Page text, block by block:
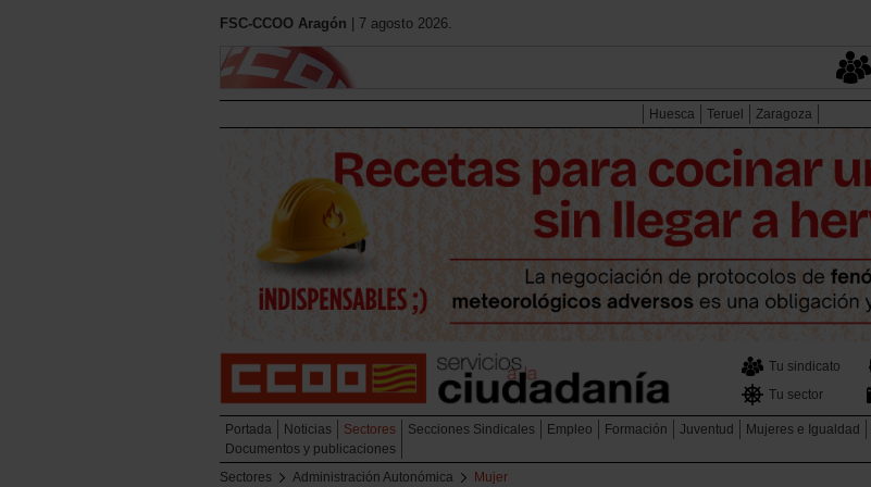
FSC-CCOO Aragón | 7 agosto 2026.
Huesca Teruel Zaragoza
Tu sindicato
Tu sector
Portada Noticias Sectores Secciones Sindicales Empleo Formación Juventud Mujeres e Igualdad
Documentos y publicaciones
Sectores
Administración Autonómica Mujer